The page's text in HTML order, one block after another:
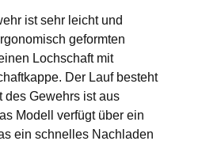
ist sehr leicht und
geformten
Lochschaft mit
Der Lauf besteht
des Gewehrs ist aus
Modell verfügt über ein
ein schnelles Nachladen